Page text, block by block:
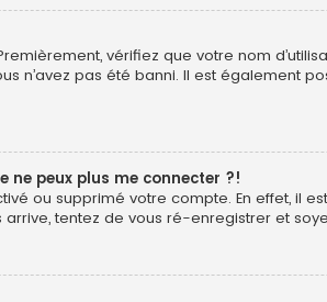
vérifiez que votre nom
n’avez pas été banni. Il est également
ne peux plus me connecter ?!
ou supprimé votre compte. En effet,
tentez de vous ré-enregistrer et